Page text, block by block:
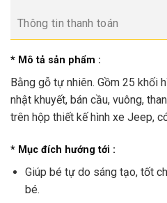
Thông tin thanh toán
* Mô tả sản phẩm :
Bằng gỗ tự nhiên. Gồm 25 khối
nhật khuyết, bán cầu, vuông,
trên hộp thiết kế hình xe Jeep,
* Mục đích hướng tới :
Giúp bé tự do sáng tạo, tốt
bé.